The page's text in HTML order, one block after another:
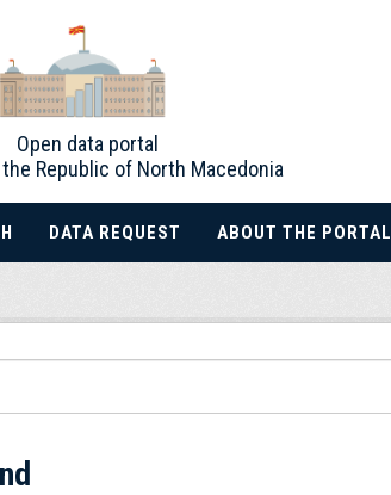
Open data portal
Republic of North Macedonia
DATA REQUEST ABOUT THE PORTAL